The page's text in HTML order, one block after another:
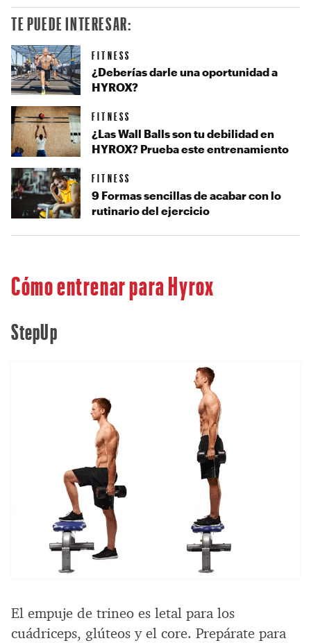
Cómo entrenar para Hyrox
StepUp
El empuje de trineo es letal para los
cuádriceps, glúteos y el core. Prepárate para
TE PUEDE INTERESAR:
FITNESS
¿Deberías darle una oportunidad a
HYROX?
FITNESS
¿Las Wall Balls son tu debilidad en
HYROX? Prueba este entrenamiento
FITNESS
9 Formas sencillas de acabar con lo
rutinario del ejercicio